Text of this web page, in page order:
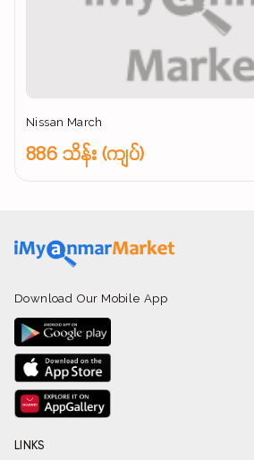
Nissan March
886 သိန်း (ကျပ်)
Download Our Mobile App
LINKS